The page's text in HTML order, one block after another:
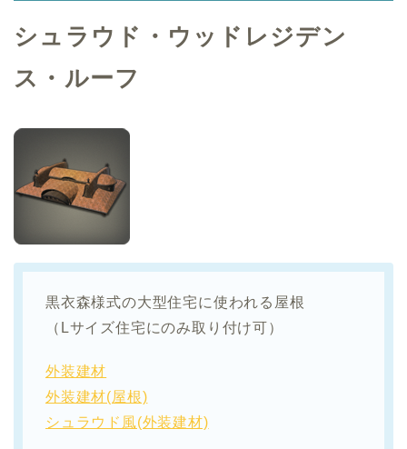
シュラウド・ウッドレジデン
ス・ルーフ
黒衣森様式の大型住宅に使われる屋根
（Lサイズ住宅にのみ取り付け可）
外装建材
外装建材(屋根)
シュラウド風(外装建材)